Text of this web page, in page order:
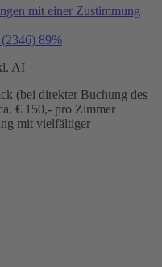
mit einer Zustimmung
(2346) 89%
AI
(bei direkter Buchung des
€ 150,- pro Zimmer
mit vielfältiger